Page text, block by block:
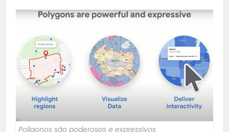
Polígonos são poderosos e expressivos